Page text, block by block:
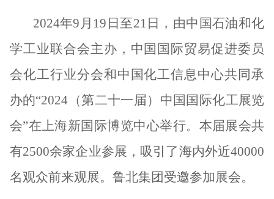
2024年9月19日至21日，由中国石油和化
学工业联合会主办，中国国际贸易促进委员
会化工行业分会和中国化工信息中心共同承
办的“2024（第二十一届）中国国际化工展览
会”在上海新国际博览中心举行。本届展会共
有2500余家企业参展，吸引了海内外近40000
名观众前来观展。鲁北集团受邀参加展会。